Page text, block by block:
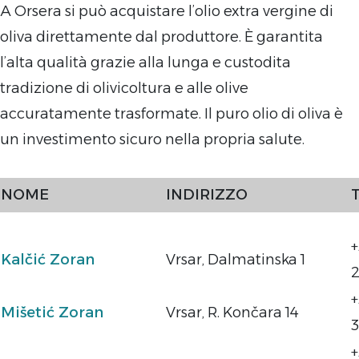
A Orsera si può acquistare l’olio extra vergine di
oliva direttamente dal produttore. È garantita
l’alta qualità grazie alla lunga e custodita
tradizione di olivicoltura e alle olive
accuratamente trasformate. Il puro olio di oliva è
un investimento sicuro nella propria salute.
NOME INDIRIZZO
Kalčić Zoran Vrsar, Dalmatinska 1
Mišetić Zoran Vrsar, R. Končara 14